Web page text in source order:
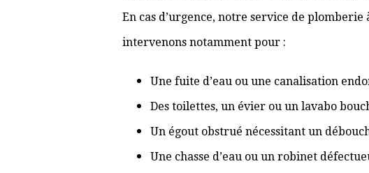
En cas d’urgence, notre service de
intervenons notamment pour :
Une fuite d’eau ou une canalisation
Des toilettes, un évier ou un lavabo
Un égout obstrué nécessitant un
Une chasse d’eau ou un robinet